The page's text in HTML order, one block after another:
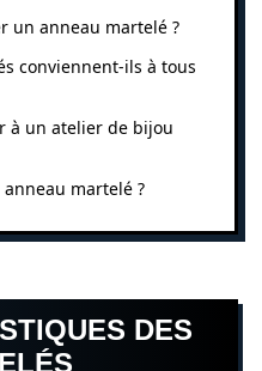
un anneau martelé ?
conviennent-ils à tous
à un atelier de bijou
martelé ?
DES